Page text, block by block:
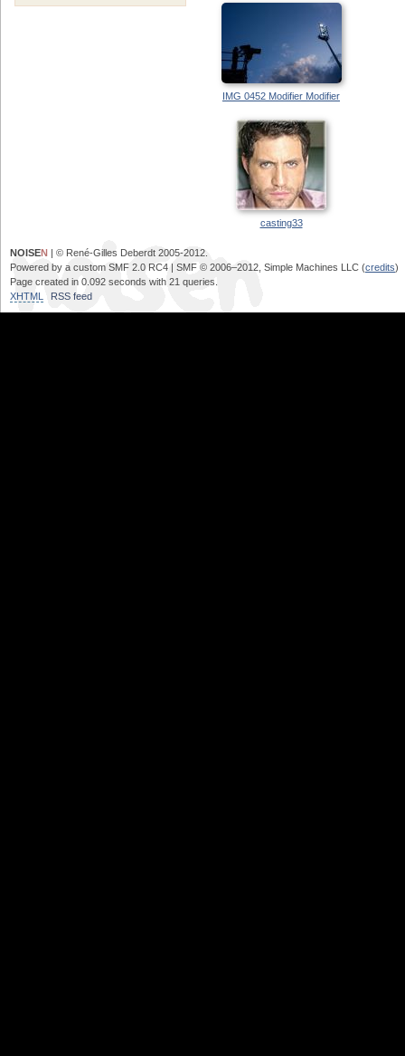
IMG 0452 Modifier Modifier
casting33
NOISEN | © René-Gilles Deberdt 2005-2012.
Powered by a custom SMF 2.0 RC4 | SMF © 2006–2012, Simple Machines LLC (credits)
Page created in 0.092 seconds with 21 queries.
XHTML
RSS feed